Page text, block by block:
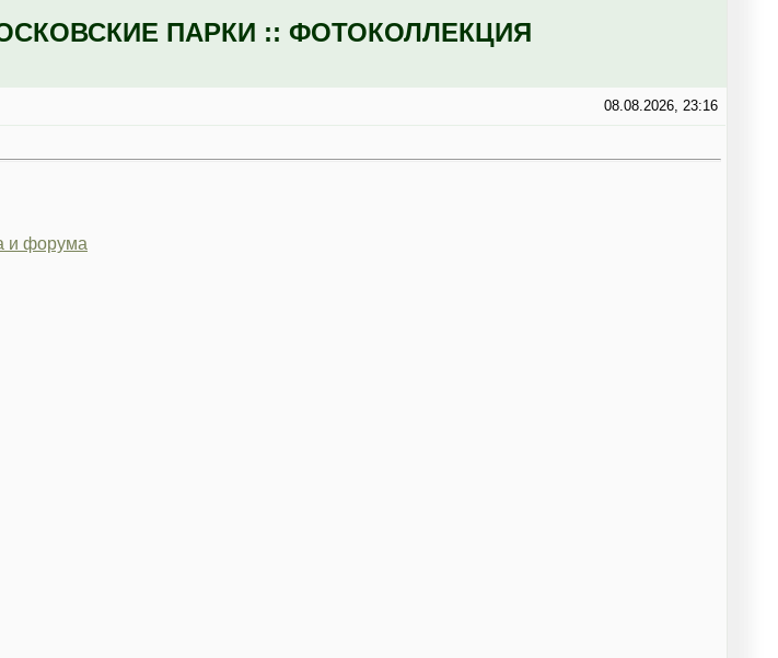
ПАРКИ :: ФОТОКОЛЛЕКЦИЯ
08.08.2026, 23:16
и форума